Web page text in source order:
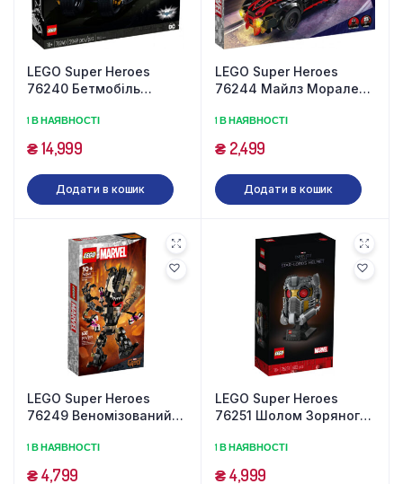
LEGO Super Heroes
76240 Бетмобіль
деталей)
1 В НАЯВНОСТІ
₴14,999
Додати в кошик
LEGO Super Heroes
76244 Майлз Моралес
деталей)
1 В НАЯВНОСТІ
₴2,499
Додати в кошик
LEGO Super Heroes
76249 Веномізований
1 В НАЯВНОСТІ
₴4,799
LEGO Super Heroes
76251 Шолом Зоряного
1 В НАЯВНОСТІ
₴4,999